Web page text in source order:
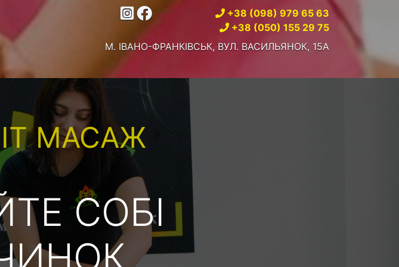
+38 (098) 979 65 63
+38 (050) 155 29 75
М. ІВАНО-ФРАНКІВСЬК, ВУЛ. ВАСИЛЬЯНОК, 15А
МАСАЖ
СОБІ